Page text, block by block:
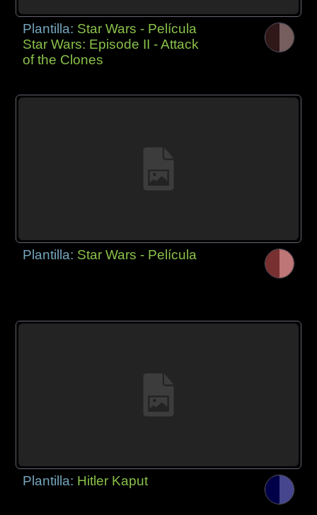
Plantilla: Star Wars - Película
Star Wars: Episode II - Attack
of the Clones
Plantilla: Star Wars - Película
Plantilla: Hitler Kaput